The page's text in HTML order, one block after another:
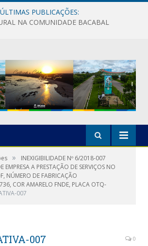
ÚLTIMAS PUBLICAÇÕES:
NA COMUNIDADE BACABAL
»
INEXIGIBILIDADE Nº 6/2018-007
EMPRESA A PRESTAÇÃO DE SERVIÇOS NO
NÚMERO DE FABRICAÇÃO
COR AMARELO FNDE, PLACA OTQ-
007
007 0